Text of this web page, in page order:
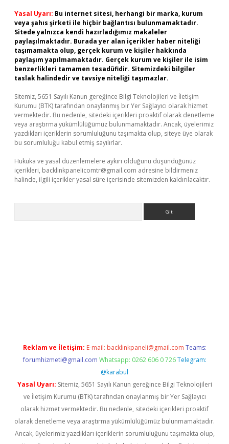
Yasal Uyarı: Bu internet sitesi, herhangi bir marka, kurum
veya şahıs şirketi ile hiçbir bağlantısı bulunmamaktadır.
Sitede yalnızca kendi hazırladığımız makaleler
paylaşılmaktadır. Burada yer alan içerikler haber niteliği
taşımamakta olup, gerçek kurum ve kişiler hakkında
paylaşım yapılmamaktadır. Gerçek kurum ve kişiler ile isim
benzerlikleri tamamen tesadüfidir. Sitemizdeki bilgiler
taslak halindedir ve tavsiye niteliği taşımazlar.
Sitemiz, 5651 Sayılı Kanun gereğince Bilgi Teknolojileri ve İletişim
Kurumu (BTK) tarafından onaylanmış bir Yer Sağlayıcı olarak hizmet
vermektedir. Bu nedenle, sitedeki içerikleri proaktif olarak denetleme
veya araştırma yükümlülüğümüz bulunmamaktadır. Ancak, üyelerimiz
yazdıkları içeriklerin sorumluluğunu taşımakta olup, siteye üye olarak
bu sorumluluğu kabul etmiş sayılırlar.
Hukuka ve yasal düzenlemelere aykırı olduğunu düşündüğünüz
içerikleri, backlinkpanelicomtr@gmail.com adresine bildirmeniz
halinde, ilgili içerikler yasal süre içerisinde sitemizden kaldırılacaktır.
Reklam ve İletişim: E-mail: backlinkpaneli@gmail.com Teams:
forumhizmeti@gmail.com Whatsapp: 0262 606 0 726 Telegram:
@karabul
Yasal Uyarı: Sitemiz, 5651 Sayılı Kanun gereğince Bilgi Teknolojileri
ve İletişim Kurumu (BTK) tarafından onaylanmış bir Yer Sağlayıcı
olarak hizmet vermektedir. Bu nedenle, sitedeki içerikleri proaktif
olarak denetleme veya araştırma yükümlülüğümüz bulunmamaktadır.
Ancak, üyelerimiz yazdıkları içeriklerin sorumluluğunu taşımakta olup,